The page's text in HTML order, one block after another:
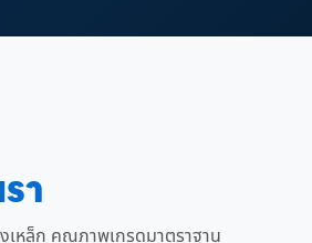
า
เหล็ก คุณภาพเกรดมาตราฐาน